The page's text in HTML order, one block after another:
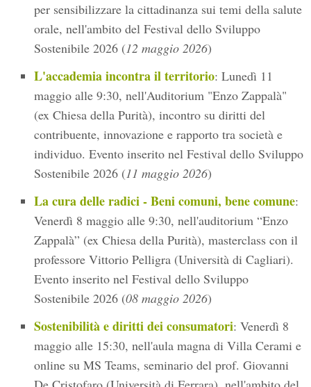
per sensibilizzare la cittadinanza sui temi della salute
orale, nell'ambito del Festival dello Sviluppo
Sostenibile 2026 (12 maggio 2026)
L'accademia incontra il territorio: Lunedì 11
maggio alle 9:30, nell'Auditorium "Enzo Zappalà"
(ex Chiesa della Purità), incontro su diritti del
contribuente, innovazione e rapporto tra società e
individuo. Evento inserito nel Festival dello Sviluppo
Sostenibile 2026 (11 maggio 2026)
La cura delle radici - Beni comuni, bene comune:
Venerdì 8 maggio alle 9:30, nell'auditorium “Enzo
Zappalà” (ex Chiesa della Purità), masterclass con il
professore Vittorio Pelligra (Università di Cagliari).
Evento inserito nel Festival dello Sviluppo
Sostenibile 2026 (08 maggio 2026)
Sostenibilità e diritti dei consumatori: Venerdì 8
maggio alle 15:30, nell'aula magna di Villa Cerami e
online su MS Teams, seminario del prof. Giovanni